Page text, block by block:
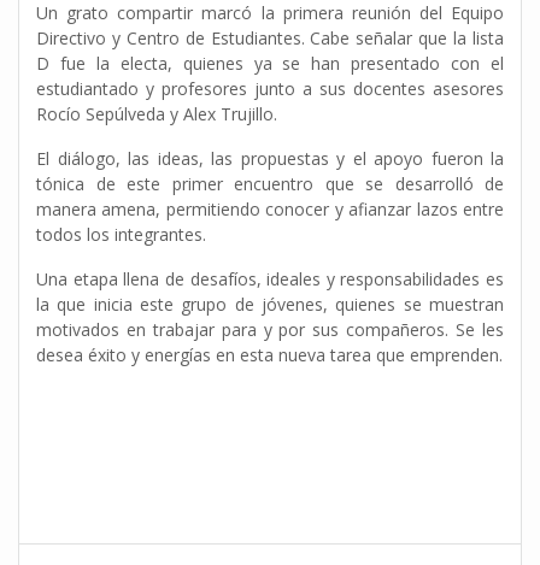
Un grato compartir marcó la primera reunión del Equipo
Directivo y Centro de Estudiantes. Cabe señalar que la lista
D fue la electa, quienes ya se han presentado con el
estudiantado y profesores junto a sus docentes asesores
Rocío Sepúlveda y Alex Trujillo.
El diálogo, las ideas, las propuestas y el apoyo fueron la
tónica de este primer encuentro que se desarrolló de
manera amena, permitiendo conocer y afianzar lazos entre
todos los integrantes.
Una etapa llena de desafíos, ideales y responsabilidades es
la que inicia este grupo de jóvenes, quienes se muestran
motivados en trabajar para y por sus compañeros. Se les
desea éxito y energías en esta nueva tarea que emprenden.